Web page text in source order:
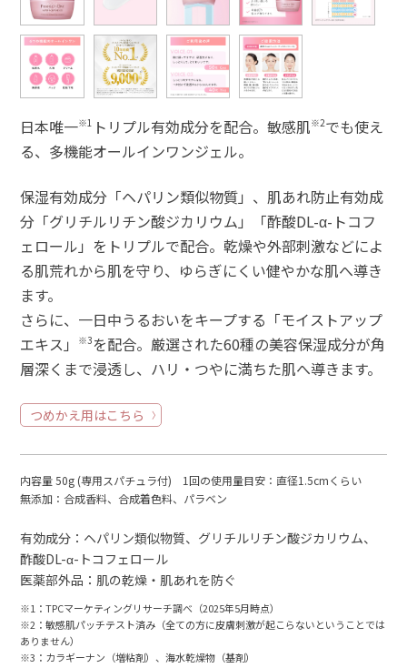
日本唯一※1 トリプル有効成分を配合。敏感肌※2でも使え
る、多機能オールインワンジェル。
保湿有効成分「ヘパリン類似物質」、肌あれ防止有効成
分「グリチルリチン酸ジカリウム」「酢酸DL-α-トコフ
ェロール」をトリプルで配合。乾燥や外部刺激などによ
る肌荒れから肌を守り、ゆらぎにくい健やかな肌へ導き
ます。
さらに、一日中うるおいをキープする「モイストアップ
エキス」
※3 を配合。厳選された60種の美容保湿成分が角
層深くまで浸透し、ハリ・つやに満ちた肌へ導きます。
つめかえ用はこちら
内容量 50g (専用スパチュラ付) 1回の使用量目安：直径1.5cmくらい
無添加：合成香料、合成着色料、パラベン
有効成分：ヘパリン類似物質、グリチルリチン酸ジカリウム、
酢酸DL-α-トコフェロール
医薬部外品：肌の乾燥・肌あれを防ぐ
※1：TPCマーケティングリサーチ調べ（2025年5月時点）
※2：敏感肌パッチテスト済み（全ての方に皮膚刺激が起こらないということでは
ありません）
※3：カラギーナン（増粘剤）、海水乾燥物（基剤）